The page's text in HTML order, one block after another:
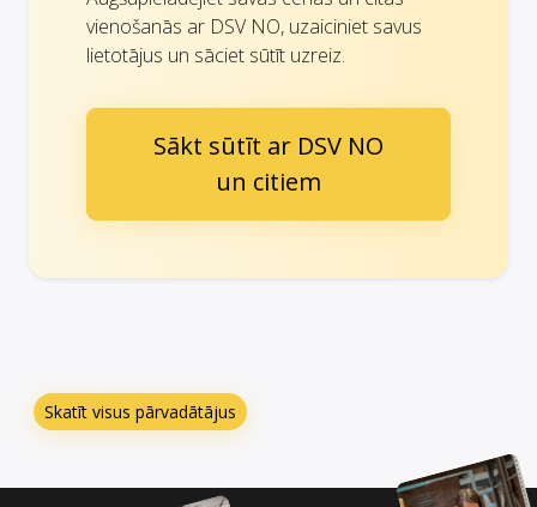
vienošanās ar DSV NO, uzaiciniet savus
lietotājus un sāciet sūtīt uzreiz.
Sākt sūtīt ar DSV NO
un citiem
Skatīt visus pārvadātājus